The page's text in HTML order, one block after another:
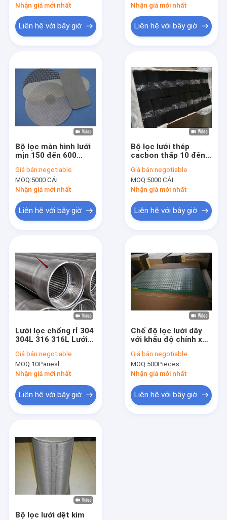
Các sản phẩm
Về chúng tôi
Tham quan nhà máy
Yêu cầu báo giá
lưới thép dệt ss
Lưới thép không gỉ Hà Lan
Lưới thép không gỉ uốn
Lưới thép không gỉ dệt kim
Nhận giá mới nhất
Liên hệ với bây giờ
Nhận giá mới nhất
Liên hệ với bây giờ
Bộ lọc màn hình lưới
mịn 150 đến 600
Giá bán:negotiable
MOQ:5000 CÁI
Nhận giá mới nhất
Liên hệ với bây giờ
Bộ lọc lưới thép
cacbon thấp 10 đến
Giá bán:negotiable
MOQ:5000 CÁI
Nhận giá mới nhất
Liên hệ với bây giờ
Lưới lọc chống rỉ 304
304L 316 316L Lưới
Giá bán:negotiable
MOQ:10Panesl
Nhận giá mới nhất
Liên hệ với bây giờ
Chế độ lọc lưới dây
với khẩu độ chính xác
lọc khí dầu hạng nặng
Giá bán:negotiable
MOQ:500Pieces
Nhận giá mới nhất
Liên hệ với bây giờ
Bộ lọc lưới dệt kim